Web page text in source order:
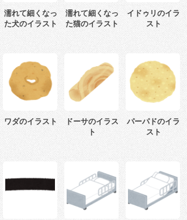
濡れて細くなっ
た犬のイラスト
濡れて細くなっ
た猫のイラスト
イドゥリのイラ
スト
ワダのイラスト
ドーサのイラス
ト
パーパドのイラ
スト